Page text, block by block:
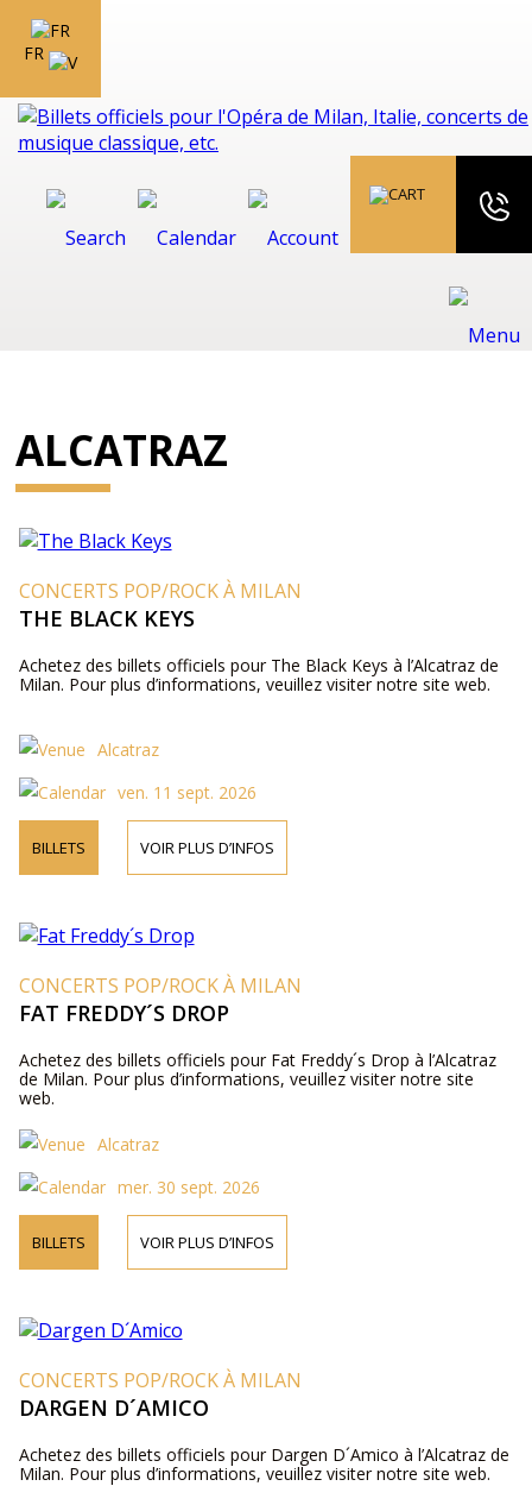
FR
ALCATRAZ
CONCERTS POP/ROCK À MILAN
THE BLACK KEYS
Achetez des billets officiels pour The Black Keys à l’Alcatraz de
Milan. Pour plus d’informations, veuillez visiter notre site web.
Alcatraz
ven. 11 sept. 2026
BILLETS VOIR PLUS D’INFOS
CONCERTS POP/ROCK À MILAN
FAT FREDDY´S DROP
Achetez des billets officiels pour Fat Freddy´s Drop à l’Alcatraz
de Milan. Pour plus d’informations, veuillez visiter notre site
web.
Alcatraz
mer. 30 sept. 2026
BILLETS VOIR PLUS D’INFOS
CONCERTS POP/ROCK À MILAN
DARGEN D´AMICO
Achetez des billets officiels pour Dargen D´Amico à l’Alcatraz de
Milan. Pour plus d’informations, veuillez visiter notre site web.